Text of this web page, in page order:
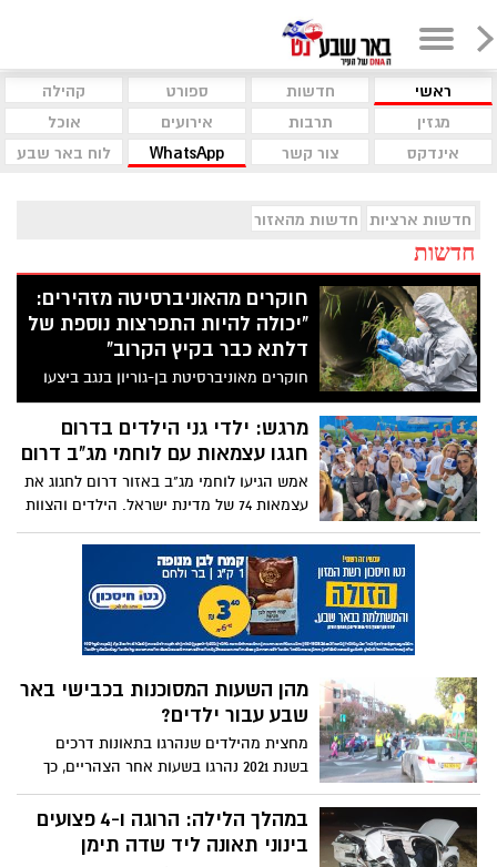
ראשי חדשות ספורט
קהילה
מגזין
תרבות אירועים
אוכל
אינדקס
צור קשר WhatsApp לוח באר שבע
חדשות ארציות חדשות מהאזור
חדשות
חוקרים מהאוניברסיטה מזהירים:
"יכולה להיות התפרצות נוספת של
דלתא כבר בקיץ הקרוב"
חוקרים מאוניברסיטת בן-גוריון בנגב ביצעו
מעקב אחר מערכת השפכים של העיר באר
שבע ומצאו ריכוזים נמוכים של ווריאנט
הדלתא, וכעת הם מתריעים כי האומיקרון לא
מרגש: ילדי גני הילדים בדרום
חגגו עצמאות עם לוחמי מג"ב דרום
אמש הגיעו לוחמי מג"ב באזור דרום לחגוג את
עצמאות 74 של מדינת ישראל. הילדים והצוות
החינוכי רקדו ושרו עם הלוחמים. את המסורת
יזמו גם השנה סניף מתנדבי יחד למען החייל,
בראשות יו"ר ציפורה חלפון
מהן השעות המסוכנות בכבישי באר
שבע עבור ילדים?
מחצית מהילדים שנהרגו בתאונות דרכים
בשנת 2021 נהרגו בשעות אחר הצהריים, כך
עולה מנתוני עמותת אור ירוק. אז מה הן
השעות המסוכנות עבור ילדינו כאן בבאר
שבע?
במהלך הלילה: הרוגה ו-4 פצועים
בינוני תאונה ליד שדה תימן